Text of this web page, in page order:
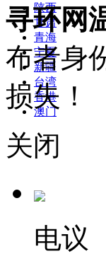
陕西
甘肃
青海
宁夏
新疆
台湾
香港
澳门
寻环网
布者身
损失！
关闭
电议